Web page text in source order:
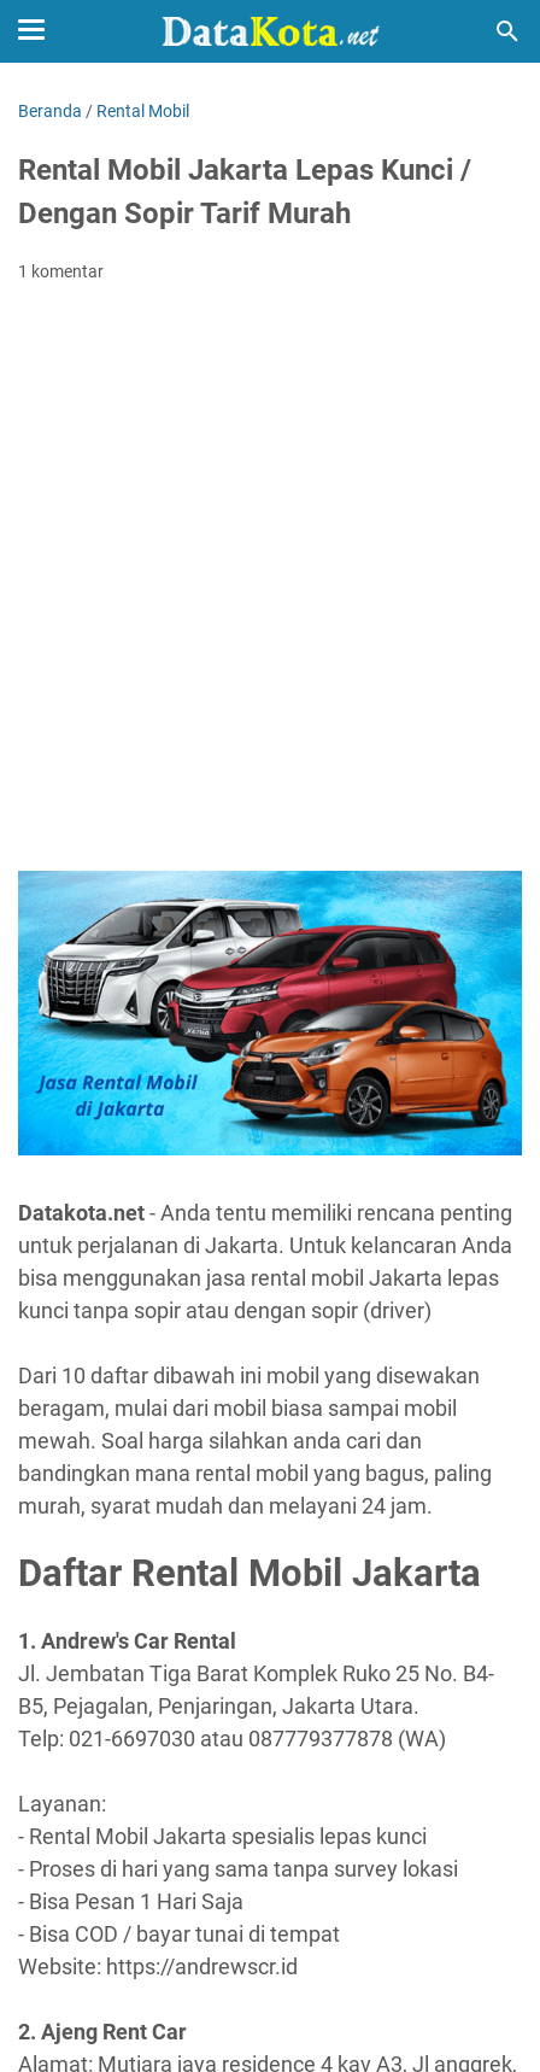
Beranda / Rental Mobil
Rental Mobil Jakarta Lepas Kunci /
Dengan Sopir Tarif Murah
1 komentar
Datakota.net- Anda tentu memiliki rencana penting
untuk perjalanan di Jakarta. Untuk kelancaran Anda
bisa menggunakan jasa rental mobil Jakarta lepas
kunci tanpa sopir atau dengan sopir (driver)
Dari 10 daftar dibawah ini mobil yang disewakan
beragam, mulai dari mobil biasa sampai mobil
mewah. Soal harga silahkan anda cari dan
bandingkan mana rental mobil yang bagus, paling
murah, syarat mudah dan melayani 24 jam.
Daftar Rental Mobil Jakarta
1. Andrew's Car Rental
Jl. Jembatan Tiga Barat Komplek Ruko 25 No. B4-
B5, Pejagalan, Penjaringan, Jakarta Utara.
Telp: 021-6697030 atau 087779377878 (WA)
Layanan:
- Rental Mobil Jakarta spesialis lepas kunci
- Proses di hari yang sama tanpa survey lokasi
- Bisa Pesan 1 Hari Saja
- Bisa COD / bayar tunai di tempat
Website: https://andrewscr.id
2. Ajeng Rent Car
Alamat: Mutiara jaya residence 4 kav A3, Jl anggrek,